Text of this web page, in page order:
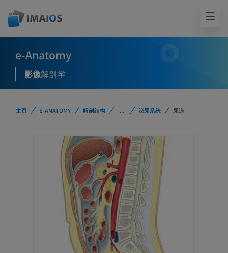
e-Anatomy
影像解剖学
主页 E-ANATOMY 解剖结构 ... 泌尿系统 尿道